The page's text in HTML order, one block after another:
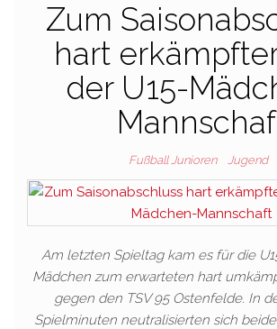
Zum
hart
der U15-
Fußball Junioren Jugend
Am letzten Spieltag kam es für die
Mädchen zum erwarteten hart
gegen den TSV 95 Ostenfelde. In
Spielminuten neutralisierten sich